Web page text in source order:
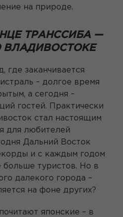
на природе.
ТРАНССИБА —
ВЛАДИВОСТОКЕ
где заканчивается
– долгое время
а сегодня –
гостей. Практически
стал настоящим
для любителей
Дальний Восток
и с каждым годом
больше туристов. Но в
далекого города –
на фоне других?
японские – в